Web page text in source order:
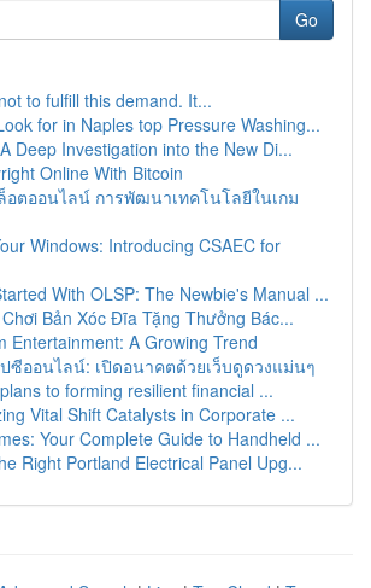
Go
to fulfill this demand. It...
for in Naples top Pressure Washing...
Deep Investigation into the New Di...
Online With Bitcoin
อตออนไลน์ การพัฒนาเทคโนโลยีในเกม
Windows: Introducing CSAEC for
With OLSP: The Newbie's Manual ...
Bản Xóc Đĩa Tặng Thưởng Bác...
Entertainment: A Growing Trend
ซีออนไลน์: เปิดอนาคตด้วยเว็บดูดวงแม่นๆ
to forming resilient financial ...
Vital Shift Catalysts in Corporate ...
Your Complete Guide to Handheld ...
Right Portland Electrical Panel Upg...